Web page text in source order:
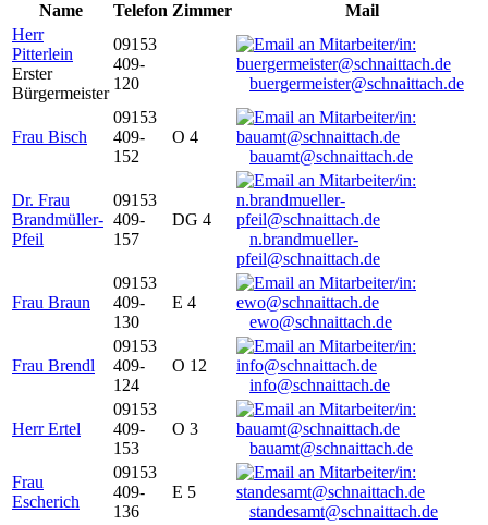
Name
Telefon Zimmer
Mail
Herr
Pitterlein
Erster
Bürgermeister
09153
409-
120
buergermeister@schnaittach.de
Frau Bisch
09153
409-
152
O 4
bauamt@schnaittach.de
Dr. Frau
Brandmüller-
Pfeil
09153
409-
157
DG 4
n.brandmueller-
pfeil@schnaittach.de
Frau Braun
09153
409-
130
E 4
ewo@schnaittach.de
Frau Brendl
09153
409-
124
O 12
info@schnaittach.de
Herr Ertel
09153
409-
153
O 3
bauamt@schnaittach.de
Frau
Escherich
09153
409-
136
E 5
standesamt@schnaittach.de